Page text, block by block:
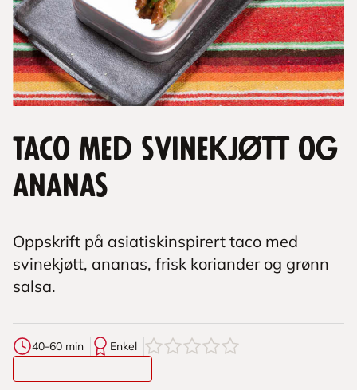
Taco med svinekjøtt og
ananas
Oppskrift på asiatiskinspirert taco med
svinekjøtt, ananas, frisk koriander og grønn
salsa.
40-60 min Enkel 0av5stjerner